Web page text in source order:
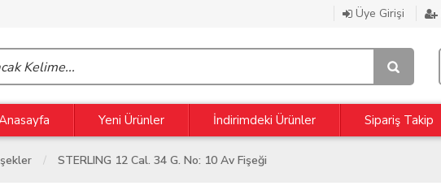
Üye Girişi
Yeni Ürünler İndirimdeki Ürünler Sipariş Takip
STERLING 12 Cal. 34 G. No: 10 Av Fişeği